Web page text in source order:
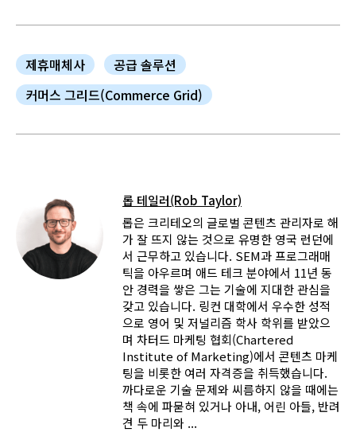
제휴매체사
공급 솔루션
커머스 그리드(Commerce Grid)
롭 테일러(Rob Taylor)
롭은 크리테오의 글로벌 콘텐츠 관리자로 해
가 잘 뜨지 않는 것으로 유명한 영국 런던에
서 근무하고 있습니다. SEM과 프로그래매
틱을 아우르며 애드 테크 분야에서 11년 동
안 경력을 쌓은 그는 기술에 지대한 관심을
갖고 있습니다. 링컨 대학에서 우수한 성적
으로 영어 및 저널리즘 학사 학위를 받았으
며 차터드 마케팅 협회(Chartered
Institute of Marketing)에서 콘텐츠 마케
팅을 비롯한 여러 자격증을 취득했습니다.
까다로운 기술 문제와 씨름하지 않을 때에는
책 속에 파묻혀 있거나 아내, 어린 아들, 반려
견 두 마리와 ...